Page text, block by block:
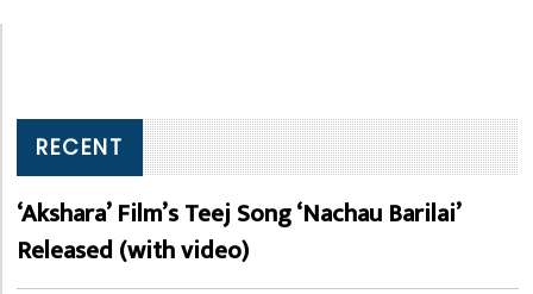
RECENT
‘Akshara’ Film’s Teej Song ‘Nachau Barilai’
Released (with video)